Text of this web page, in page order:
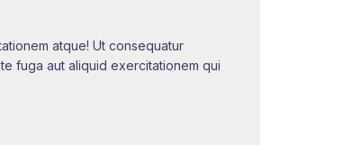
atque! Ut consequatur
fuga aut aliquid exercitationem qui